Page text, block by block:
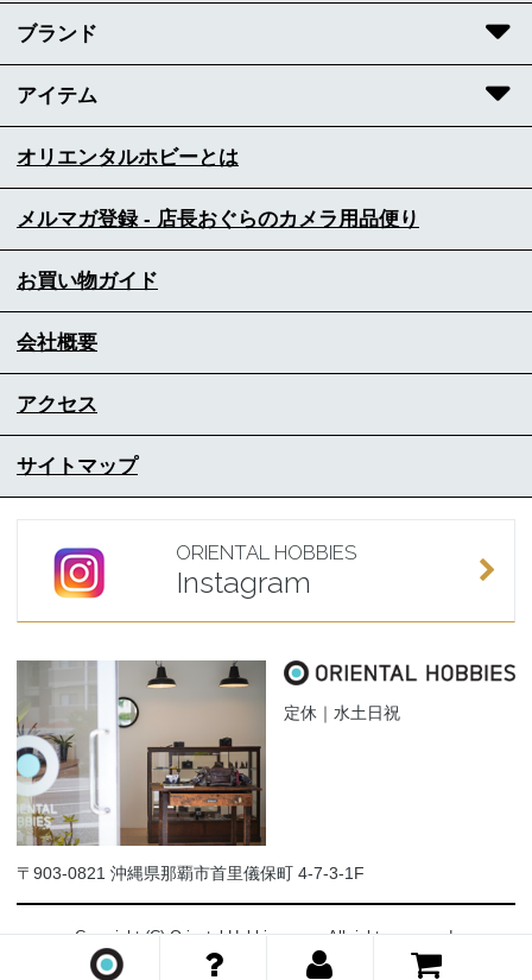
ブランド
アイテム
オリエンタルホビーとは
メルマガ登録 - 店長おぐらのカメラ用品便り
お買い物ガイド
会社概要
アクセス
サイトマップ
ORIENTAL HOBBIES
Instagram
定休｜水土日祝
〒903-0821 沖縄県那覇市首里儀保町 4-7-3-1F
Copyright (C) Oriental-Hobbies.com. All rights reserved.